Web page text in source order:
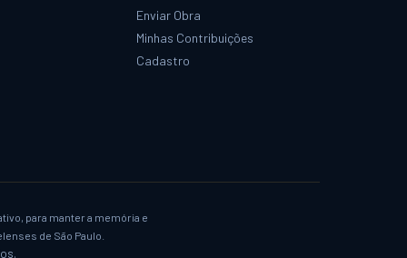
Enviar Obra
Minhas Contribuições
Cadastro
para manter a memória e
de São Paulo.